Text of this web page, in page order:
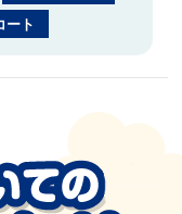
ート